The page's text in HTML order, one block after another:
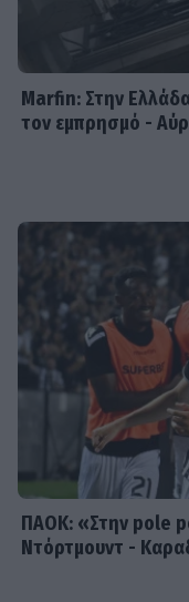
Δυο μαύρα
δραματικής σειράς
95 εκατομμύρια
μοίρασε τον Ιούλιο
SHOWBIZ
Χρηστίδου: Με το
black dress και
elegance σε άλλο
Marfin: Στην
τον εμπρησμό -
ΠΑΟΚ: «Στην pole
Ντόρτμουντ -